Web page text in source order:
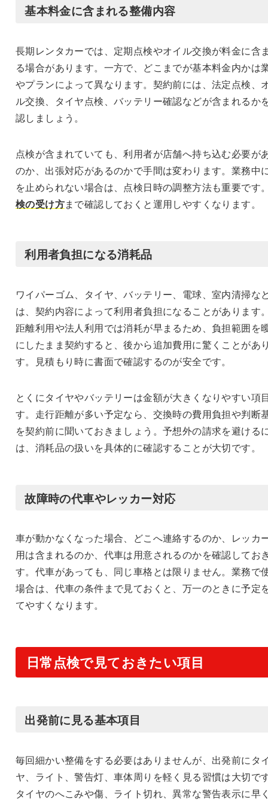
基本料金に含まれる整備内容
長期レンタカーでは、定期点検やオイル交換が料金に含
る場合があります。一方で、どこまでが基本料金内かは
やプランによって異なります。契約前には、法定点検、
ル交換、タイヤ点検、バッテリー確認などが含まれるか
認しましょう。
点検が含まれていても、利用者が店舗へ持ち込む必要が
のか、出張対応があるのかで手間は変わります。業務中
を止められない場合は、点検日時の調整方法も重要です
検の受け方まで確認しておくと運用しやすくなります。
利用者負担になる消耗品
ワイパーゴム、タイヤ、バッテリー、電球、室内清掃な
は、契約内容によって利用者負担になることがあります
距離利用や法人利用では消耗が早まるため、負担範囲を
にしたまま契約すると、後から追加費用に驚くことがあ
す。見積もり時に書面で確認するのが安全です。
とくにタイヤやバッテリーは金額が大きくなりやすい項
す。走行距離が多い予定なら、交換時の費用負担や判断
を契約前に聞いておきましょう。予想外の請求を避ける
は、消耗品の扱いを具体的に確認することが大切です。
故障時の代車やレッカー対応
車が動かなくなった場合、どこへ連絡するのか、レッカ
用は含まれるのか、代車は用意されるのかを確認してお
す。代車があっても、同じ車格とは限りません。業務で
場合は、代車の条件まで見ておくと、万一のときに予定
てやすくなります。
日常点検で見ておきたい項目
出発前に見る基本項目
毎回細かい整備をする必要はありませんが、出発前にタ
ヤ、ライト、警告灯、車体周りを軽く見る習慣は大切で
タイヤのへこみや傷、ライト切れ、異常な警告表示に早